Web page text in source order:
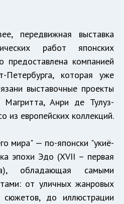
передвижная выставка
работ японских
компанией
которая уже
выставочные проекты
Анри де Тулуз-
из европейских коллекций.
мира" — по-японски "укиё-
эпохи Эдо (XVII – первая
обладающая самыми
от уличных жанровых
сюжетов, до иллюстрации